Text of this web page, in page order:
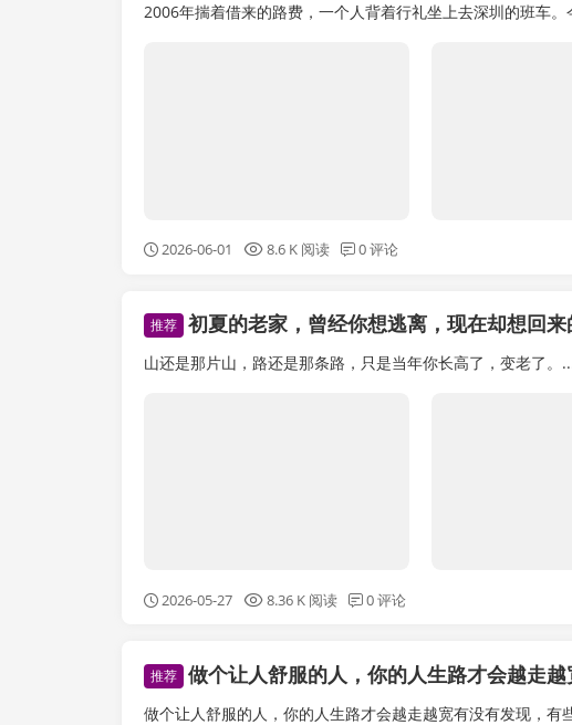
2006年揣着借来的路费，一个人背着行礼坐上去深圳的班车
2026-06-01 8.6 K 阅读 0 评论
推荐 初夏的老家，曾经你想逃离，现在却想回来
山还是那片山，路还是那条路，只是当年你长高了，变老了。
2026-05-27 8.36 K 阅读 0 评论
推荐 做个让人舒服的人，你的人生路才会越走越
做个让人舒服的人，你的人生路才会越走越宽有没有发现，